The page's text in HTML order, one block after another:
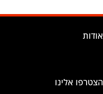
אודות
הצטרפו אלינו